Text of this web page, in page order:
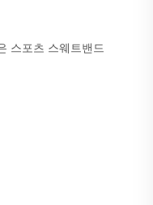
스포츠 스웨트밴드